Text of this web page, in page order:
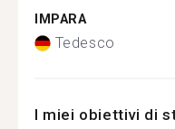
IMPARA
Tedesco
I miei obiettivi di